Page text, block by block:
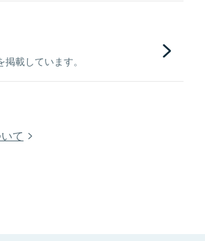
載しています。
て